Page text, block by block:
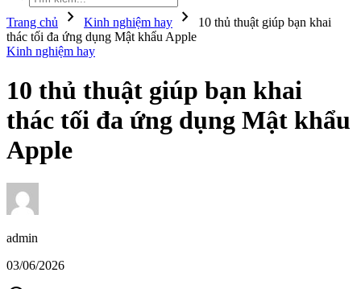
Trang chủ chevron_right Kinh nghiệm hay chevron_right
10 thủ thuật giúp bạn khai
thác tối đa ứng dụng Mật khẩu Apple
Kinh nghiệm hay
10 thủ thuật giúp bạn khai
thác tối đa ứng dụng Mật khẩu
Apple
admin
03/06/2026